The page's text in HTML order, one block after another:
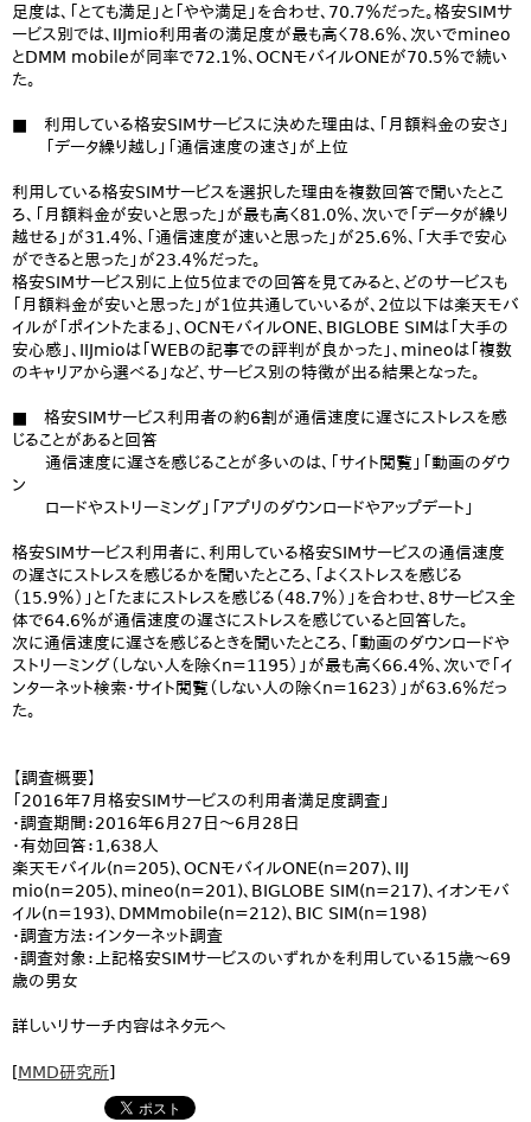
足度は、「とても満足」と「やや満足」を合わせ、70.7％だった。格安SIMサ
ービス別では、IIJmio利用者の満足度が最も高く78.6％、次いでmineo
とDMM mobileが同率で72.1％、OCNモバイルONEが70.5％で続い
た。
■ 利用している格安SIMサービスに決めた理由は、「月額料金の安さ」
「データ繰り越し」「通信速度の速さ」が上位
利用している格安SIMサービスを選択した理由を複数回答で聞いたとこ
ろ、「月額料金が安いと思った」が最も高く81.0％、次いで「データが繰り
越せる」が31.4％、「通信速度が速いと思った」が25.6％、「大手で安心
ができると思った」が23.4％だった。
格安SIMサービス別に上位5位までの回答を見てみると、どのサービスも
「月額料金が安いと思った」が1位共通していいるが、2位以下は楽天モバ
イルが「ポイントたまる」、OCNモバイルONE、BIGLOBE SIMは「大手の
安心感」、IIJmioは「WEBの記事での評判が良かった」、mineoは「複数
のキャリアから選べる」など、サービス別の特徴が出る結果となった。
■ 格安SIMサービス利用者の約6割が通信速度に遅さにストレスを感
じることがあると回答
通信速度に遅さを感じることが多いのは、「サイト閲覧」「動画のダウ
ン
ロードやストリーミング」「アプリのダウンロードやアップデート」
格安SIMサービス利用者に、利用している格安SIMサービスの通信速度
の遅さにストレスを感じるかを聞いたところ、「よくストレスを感じる
（15.9％）」と「たまにストレスを感じる（48.7％）」を合わせ、8サービス全
体で64.6％が通信速度の遅さにストレスを感じていると回答した。
次に通信速度に遅さを感じるときを聞いたところ、「動画のダウンロードや
ストリーミング（しない人を除くn=1195）」が最も高く66.4％、次いで「イ
ンターネット検索・サイト閲覧（しない人の除くn=1623）」が63.6％だっ
た。
【調査概要】
「2016年7月格安SIMサービスの利用者満足度調査」
・調査期間：2016年6月27日～6月28日
・有効回答：1,638人
楽天モバイル(n=205)、OCNモバイルONE(n=207)、IIJ
mio(n=205)、mineo(n=201)、BIGLOBE SIM(n=217)、イオンモバ
イル(n=193)、DMMmobile(n=212)、BIC SIM(n=198)
・調査方法：インターネット調査
・調査対象：上記格安SIMサービスのいずれかを利用している15歳～69
歳の男女
詳しいリサーチ内容はネタ元へ
[MMD研究所]